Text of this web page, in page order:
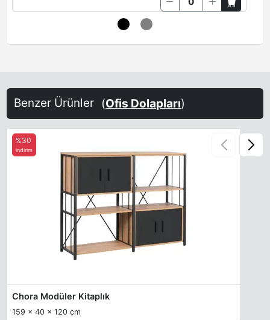
Antrasit Limestone Quartz
Oxide Brown Red Salmon Orange
Benzer Ürünler (Ofis Dolapları)
Chora Modüler Kitaplık
159 x 40 x 120 cm
%30
indirim